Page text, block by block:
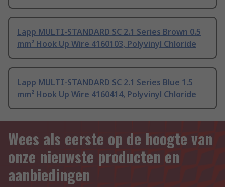
Lapp MULTI-STANDARD SC 2.1 Series Brown 0.5
mm² Hook Up Wire 4160103, Polyvinyl Chloride
Lapp MULTI-STANDARD SC 2.1 Series Blue 1.5
mm² Hook Up Wire 4160414, Polyvinyl Chloride
Wees als eerste op de hoogte van
onze nieuwste producten en
aanbiedingen